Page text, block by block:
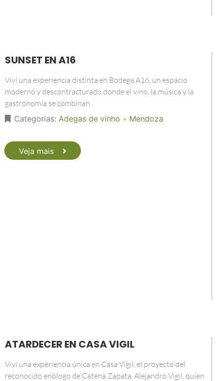
SUNSET EN A16
Viví una experiencia distinta en Bodega A16, un espacio
moderno y descontracturado donde el vino, la música y la
gastronomía se combinan.
Categorias: Adegas de vinho • Mendoza
Veja mais
ATARDECER EN CASA VIGIL
Viví una experiencia única en Casa Vigil, el proyecto del
reconocido enólogo de Catena Zapata, Alejandro Vigil, quien